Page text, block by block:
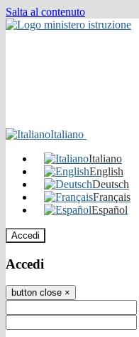
Salta al contenuto
Italiano
Italiano
English
Deutsch
Français
Español
Accedi
Accedi
button close ×